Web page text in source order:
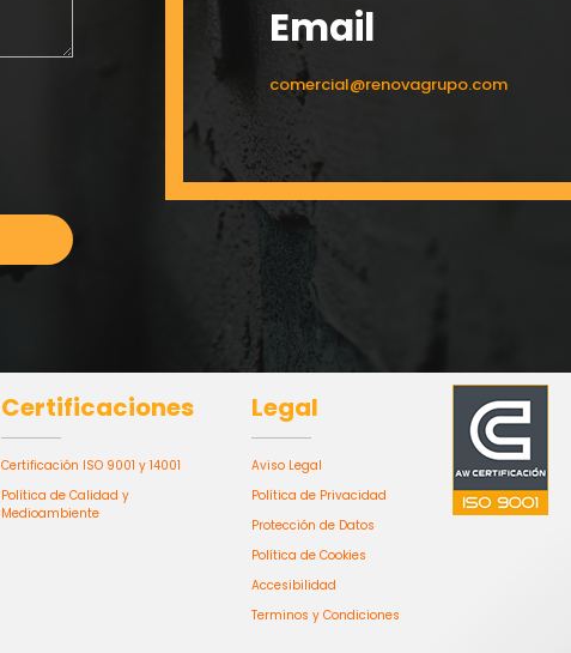
Email
comercial@renovagrupo.com
Certificaciones
Certificación ISO 9001 y 14001
Política de Calidad y
Medioambiente
Legal
Aviso Legal
Política de Privacidad
Protección de Datos
Política de Cookies
Accesibilidad
Terminos y Condiciones